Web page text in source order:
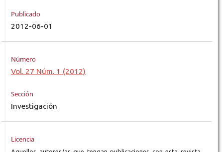
Publicado
2012-06-01
Número
Vol. 27 Núm. 1 (2012)
Sección
Investigación
Licencia